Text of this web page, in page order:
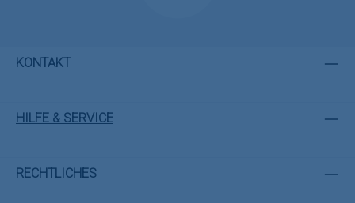
KONTAKT
HILFE & SERVICE
RECHTLICHES